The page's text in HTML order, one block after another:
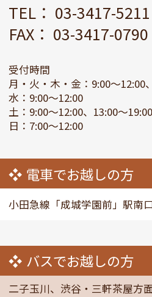
TEL： 03-3417-
FAX： 03-3417-0790
受付時間
月・火・木・金：9:00～12:00
水：9:00～12:00
土：9:00～12:00、13:00～19:00
日：7:00～12:00
電車でお越しの方
小田急線「成城学園前」駅南
バスでお越しの方
二子玉川、渋谷・三軒茶屋方